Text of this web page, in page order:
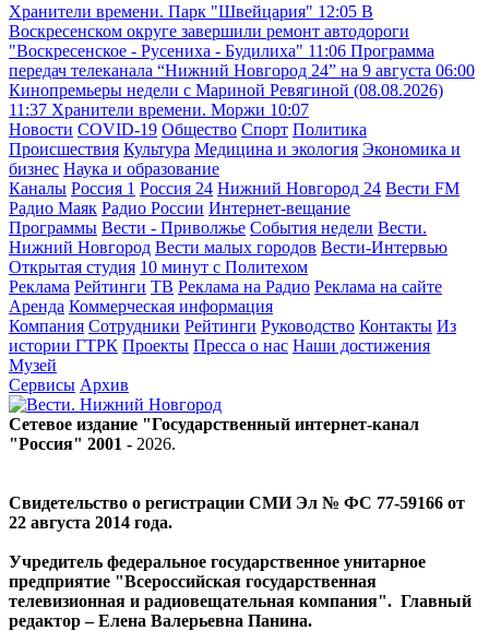
Хранители времени. Парк "Швейцария" 12:05 В
Воскресенском округе завершили ремонт автодороги
"Воскресенское - Русениха - Будилиха" 11:06 Программа
передач телеканала “Нижний Новгород 24” на 9 августа 06:00
Кинопремьеры недели с Мариной Ревягиной (08.08.2026)
11:37 Хранители времени. Моржи 10:07
Новости COVID-19 Общество Спорт Политика
Происшествия Культура Медицина и экология Экономика и
бизнес Наука и образование
Каналы Россия 1 Россия 24 Нижний Новгород 24 Вести FM
Радио Маяк Радио России Интернет-вещание
Программы Вести - Приволжье События недели Вести.
Нижний Новгород Вести малых городов Вести-Интервью
Открытая студия 10 минут с Политехом
Реклама Рейтинги ТВ Реклама на Радио Реклама на сайте
Аренда Коммерческая информация
Компания Сотрудники Рейтинги Руководство Контакты Из
истории ГТРК Проекты Пресса о нас Наши достижения
Музей
Сервисы Архив
Сетевое издание "Государственный интернет-канал
"Россия" 2001 - 2026.
Свидетельство о регистрации СМИ Эл № ФС 77-59166 от
22 августа 2014 года.
Учредитель федеральное государственное унитарное
предприятие "Всероссийская государственная
телевизионная и радиовещательная компания". Главный
редактор – Елена Валерьевна Панина.